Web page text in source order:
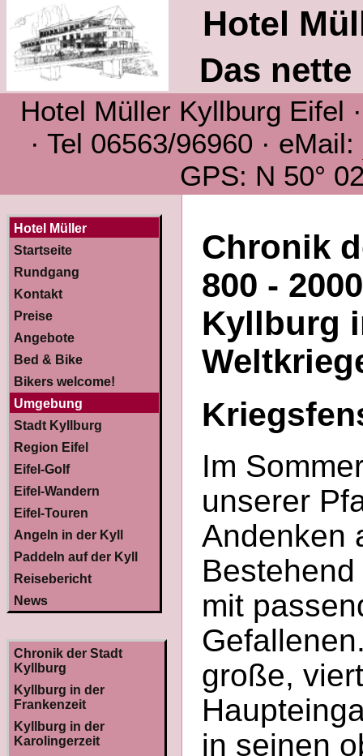
Hotel
Das
Hotel Müller Kyllburg Eifel
· Tel 06563/96960 · eMail:
GPS: N 50°
Hotel Müller
Startseite
Rundgang
Kontakt
Preise
Angebote
Bed & Bike
Bikers welcome!
Umgebung
Stadt Kyllburg
Region Eifel
Eifel-Golf
Eifel-Wandern
Eifel-Touren
Angeln in der Kyll
Paddeln auf der Kyll
Reisebericht
News
Chronik der Stadt
Kyllburg
Kyllburg in der
Frankenzeit
Kyllburg in der
Karolingerzeit
Chronik
800 - 2000
Kyllburg
Im
unserer
Andenken
mit
große,
in seinen